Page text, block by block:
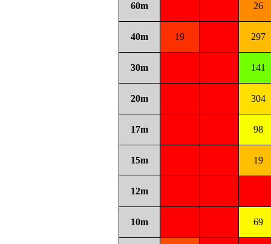
60m 26
40m 19 297
30m 141
20m 304
17m 98
15m 19
12m
10m 69